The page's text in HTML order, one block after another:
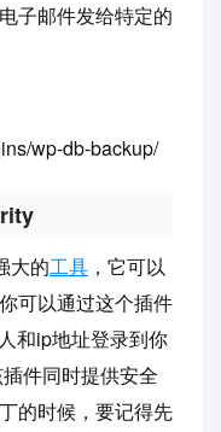
子邮件发给特定的
wp-db-backup/
大的工具 ，它可以
可以通过这个插件
和ip地址登录到你
件同时提供安全
的时候，要记得先